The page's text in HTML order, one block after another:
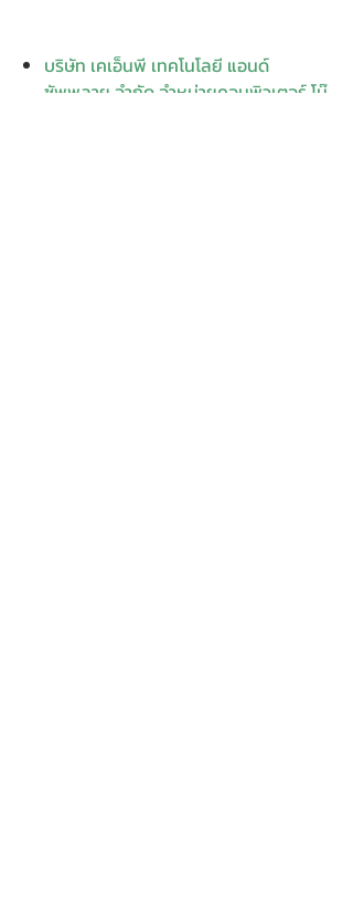
บริษัท เคเอ็นพี เทคโนโลยี แอนด์
ซัพพลาย จำกัด จำหน่ายคอมพิวเตอร์ โน๊